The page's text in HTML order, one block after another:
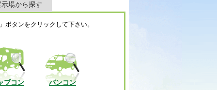
場から探す
タンをクリックして下さい。
ブコン バンコン